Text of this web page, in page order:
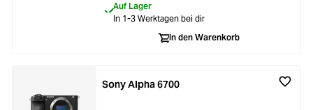
Auf Lager
In 1-3 Werktagen bei dir
In den Warenkorb
Sony Alpha 6700